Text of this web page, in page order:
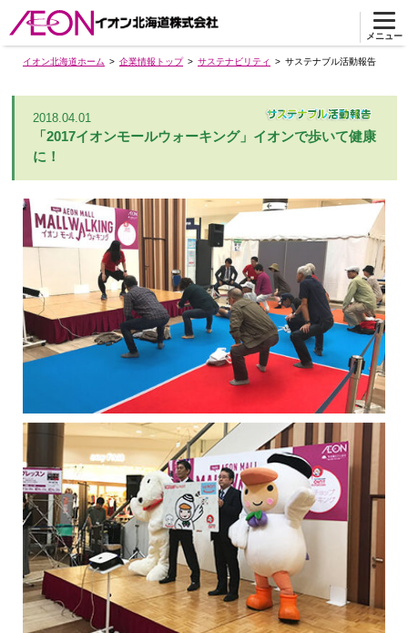
メニュー
イオン北海道ホーム 企業情報トップ サステナビリティ サステナブル活動報告
2018.04.01
「2017イオンモールウォーキング」イオンで歩いて健康
に！